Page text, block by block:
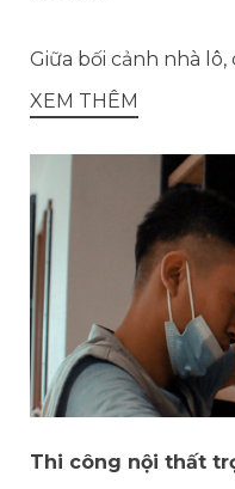
Giữa bối cảnh nhà
XEM THÊM
Thi công nội thất